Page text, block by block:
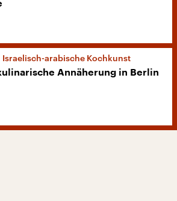
Israelisch-arabische Kochkunst
Annäherung in Berlin